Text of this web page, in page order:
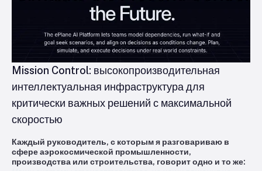
Mission Control: высокопроизводительная
интеллектуальная инфраструктура для
критически важных решений с максимальной
скоростью
Каждый руководитель, с которым я разговариваю в
сфере аэрокосмической промышленности,
производства или строительства, говорит одно и то же: